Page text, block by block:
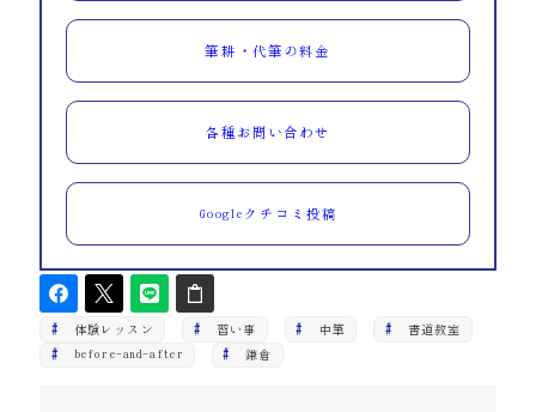
筆耕・代筆の料金
各種お問い合わせ
Googleクチコミ投稿
体験レッスン 習い事 中筆 書道教室
before-and-after 鎌倉